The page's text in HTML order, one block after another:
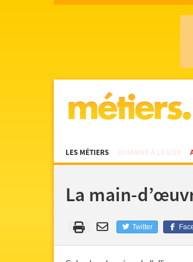
LES MÉTIERS
La main-
Twitter